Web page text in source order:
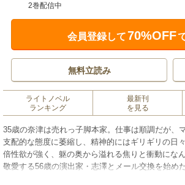
2巻配信中
会員登録して70%OFF
無料立読み
ライトノベル
ランキング
最新刊
を見る
35歳の奈津は売れっ子脚本家。仕事は順調だが、
支配的な態度に萎縮し、精神的にはギリギリの日
倍性欲が強く、躯の奥から溢れる焦りと衝動にな
敬愛する56歳の演出家・志澤とメール交換を始め
人生に目覚めていく。志澤の、粗野な言葉遣いで